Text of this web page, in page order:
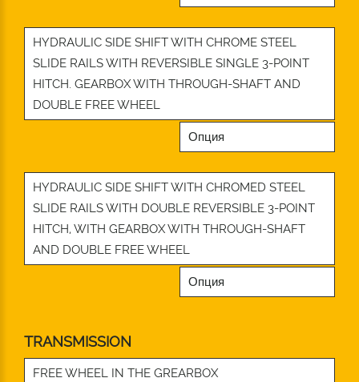
HYDRAULIC SIDE SHIFT WITH CHROME STEEL
SLIDE RAILS WITH REVERSIBLE SINGLE 3-POINT
HITCH. GEARBOX WITH THROUGH-SHAFT AND
DOUBLE FREE WHEEL
Опция
HYDRAULIC SIDE SHIFT WITH CHROMED STEEL
SLIDE RAILS WITH DOUBLE REVERSIBLE 3-POINT
HITCH, WITH GEARBOX WITH THROUGH-SHAFT
AND DOUBLE FREE WHEEL
Опция
TRANSMISSION
FREE WHEEL IN THE GREARBOX